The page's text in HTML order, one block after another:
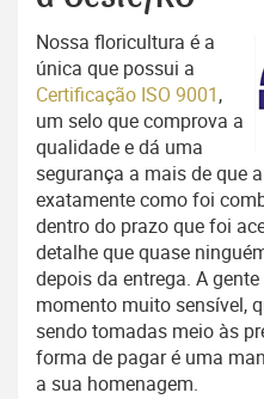
Nossa floricultura é a
única que possui a
Certificação ISO 9001,
um selo que comprova a
qualidade e dá uma
segurança a mais de que
exatamente como foi
dentro do prazo que foi
detalhe que quase
depois da entrega. A
momento muito sensível,
sendo tomadas meio às
forma de pagar é uma
a sua homenagem.